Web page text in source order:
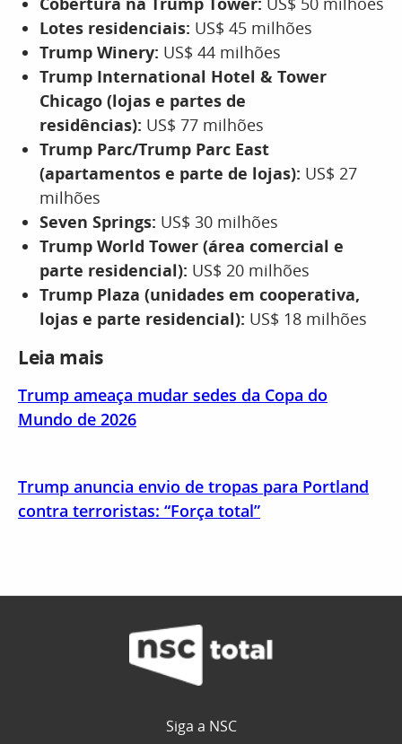
Lotes residenciais: US$ 45 milhões
Trump Winery: US$ 44 milhões
Trump International Hotel & Tower
Chicago (lojas e partes de
residências): US$ 77 milhões
Trump Parc/Trump Parc East
(apartamentos e parte de lojas): US$ 27
milhões
Seven Springs: US$ 30 milhões
Trump World Tower (área comercial e
parte residencial): US$ 20 milhões
Trump Plaza (unidades em cooperativa,
lojas e parte residencial): US$ 18 milhões
Leia mais
Trump ameaça mudar sedes da Copa do
Mundo de 2026
Trump anuncia envio de tropas para Portland
contra terroristas: “Força total”
Siga a NSC